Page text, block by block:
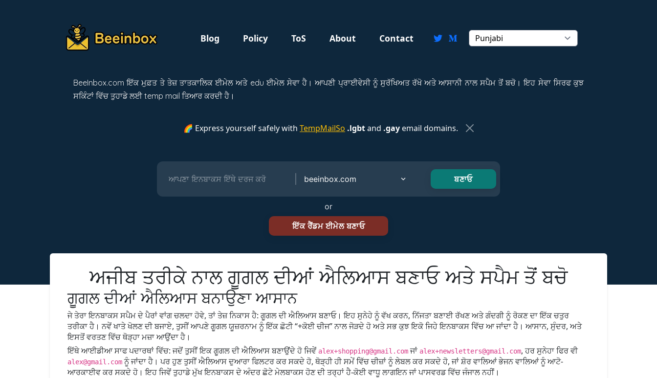
Blog Policy ToS About Contact
BeeInbox.com ਇੱਕ ਮੁਫ਼ਤ ਤੇ ਤੇਜ਼ ਤਾਤਕਾਲਿਕ ਈਮੇਲ ਅਤੇ edu ਈਮੇਲ ਸੇਵਾ ਹੈ। ਆਪਣੀ ਪ੍ਰਾਈਵੇਸੀ ਨੂੰ ਸੁਰੱਖਿਅਤ ਰੱਖੋ ਅਤੇ ਆਸਾਨੀ ਨਾਲ ਸਪੈਮ ਤੋਂ ਬਚੋ। ਇਹ ਸੇਵਾ ਸਿਰਫ ਕੁਝ
ਸਕਿੰਟਾਂ ਵਿੱਚ ਤੁਹਾਡੇ ਲਈ temp mail ਤਿਆਰ ਕਰਦੀ ਹੈ।
🌈 Express yourself safely with TempMailSo .lgbtand .gayemail domains.
or
ਅਜੀਬ ਤਰੀਕੇ ਨਾਲ ਗੂਗਲ ਦੀਆਂ ਐਲਿਆਸ ਬਣਾਓ ਅਤੇ ਸਪੈਮ ਤੋਂ ਬਚੋ
ਗੂਗਲ ਦੀਆਂ ਐਲਿਆਸ ਬਨਾਉਣਾ ਆਸਾਨ
ਜੇ ਤੇਰਾ ਇਨਬਾਕਸ ਸਪੈਮ ਦੇ ਪੈਰਾਂ ਵਾਂਗ ਚਲਦਾ ਹੋਵੇ, ਤਾਂ ਤੇਜ਼ ਨਿਕਾਸ ਹੈ: ਗੂਗਲ ਦੀ ਐਲਿਆਸ ਬਣਾਓ। ਇਹ ਸੁਨੇਹੇ ਨੂੰ ਵੱਖ ਕਰਨ, ਨਿੱਜਤਾ ਬਣਾਈ ਰੱਖਣ ਅਤੇ ਗੰਦਗੀ ਨੂੰ ਰੋਕਣ ਦਾ ਇੱਕ ਚਤੁਰ
ਤਰੀਕਾ ਹੈ। ਨਵੇਂ ਖਾਤੇ ਖੋਲਣ ਦੀ ਬਜਾਏ, ਤੁਸੀਂ ਆਪਣੇ ਗੂਗਲ ਯੂਜ਼ਰਨਾਮ ਨੂੰ ਇੱਕ ਛੋਟੀ “+ਕੋਈ ਚੀਜ” ਨਾਲ ਜੋੜਦੇ ਹੋ ਅਤੇ ਸਭ ਕੁਝ ਇਕੋ ਜਿਹੇ ਇਨਬਾਕਸ ਵਿੱਚ ਆ ਜਾਂਦਾ ਹੈ। ਆਸਾਨ, ਸੁੰਦਰ, ਅਤੇ
ਇਸਤੋਂ ਵਰਤਣ ਵਿੱਚ ਥੋੜ੍ਹਾ ਮਜ਼ਾ ਆਉਂਦਾ ਹੈ।
ਇੱਥੇ ਆਈਡੀਆ ਸਾਫ ਪਦਾਰਥਾਂ ਵਿੱਚ: ਜਦੋਂ ਤੁਸੀਂ ਇਕ ਗੂਗਲ ਦੀ ਐਲਿਆਸ ਬਣਾਉਂਦੇ ਹੋ ਜਿਵੇਂ alex+shopping@gmail.comਜਾਂ alex+newsletters@gmail.com, ਹਰ ਸੁਨੇਹਾ ਫਿਰ ਵੀ
alex@gmail.comਨੂੰ ਜਾਂਦਾ ਹੈ। ਪਰ ਹੁਣ ਤੁਸੀਂ ਐਲਿਆਸ ਦੁਆਰਾ ਫਿਲਟਰ ਕਰ ਸਕਦੇ ਹੋ, ਥੋੜ੍ਹੀ ਹੀ ਸਮੇਂ ਵਿੱਚ ਚੀਜ਼ਾਂ ਨੂੰ ਲੇਬਲ ਕਰ ਸਕਦੇ ਹੋ, ਜਾਂ ਸ਼ੋਰ ਵਾਲਿਆਂ ਭੇਜਨ ਵਾਲਿਆਂ ਨੂੰ ਆਟੋ-
ਆਰਕਾਈਵ ਕਰ ਸਕਦੇ ਹੋ। ਇਹ ਜਿਵੇਂ ਤੁਹਾਡੇ ਮੁੱਖ ਇਨਬਾਕਸ ਦੇ ਅੰਦਰ ਛੋਟੇ ਮੇਲਬਾਕਸ ਹੋਣ ਦੀ ਤਰ੍ਹਾਂ ਹੈ-ਕੋਈ ਵਾਧੂ ਲਾਗਇਨ ਜਾਂ ਪਾਸਵਰਡ ਵਿੱਚ ਜੰਜਾਲ ਨਹੀਂ।